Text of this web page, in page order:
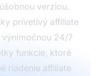
verziou.
prívetivý affiliate
24/7
funkcie, ktoré
riadenie affiliate